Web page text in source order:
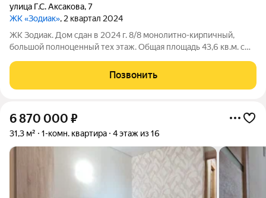
улица Г.С. Аксакова,7
ЖК «Зодиак», 2 квартал 2024
ЖК Зодиак. Дом сдан в 2024 г. 8/8 монолитно-кирпичный,
большой полноценный тех этаж. Общая площадь 43,6 кв.м. с
гостиной 15,4 кв.м. Комната 14 кв.м., с/узел совмещен 4,1 кв.м.
Панорамные окна во
Позвонить
6 870 000 ₽
31,3 м² 1-комн. квартира 4 этаж из 16